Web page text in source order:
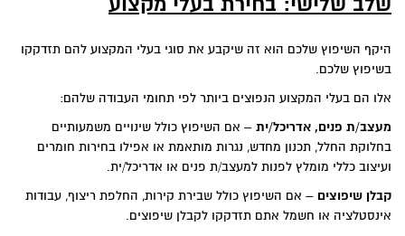
היקף השיפוץ שלכם הוא זה שיקבע את סוגי בעלי המקצוע להם תזדקקו
בשיפוץ שלכם.
אלו הם בעלי המקצוע הנפוצים ביותר לפי תחומי העבודה שלהם:
מעצב/ת פנים, אדריכל/ית – אם השיפוץ כולל שינויים משמעותיים
בחלוקת החלל, תכנון מחדש, נגרות מותאמת או אפילו בחירות חומרים
ועיצוב כללי מומלץ לפנות למעצב/ת פנים או אדריכל/ית.
קבלן שיפוצים – אם השיפוץ כולל שבירת קירות, החלפת ריצוף, עבודות
אינסטלציה או חשמל אתם תזדקקו לקבלן שיפוצים.